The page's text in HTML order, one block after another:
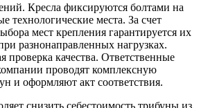
Кресла фиксируются болтами на
технологические места. За счет
мест крепления гарантируется их
разнонаправленных нагрузках.
проверка качества. Ответственные
проводят комплексную
и оформляют акт соответствия.
снизить себестоимость трибуны из